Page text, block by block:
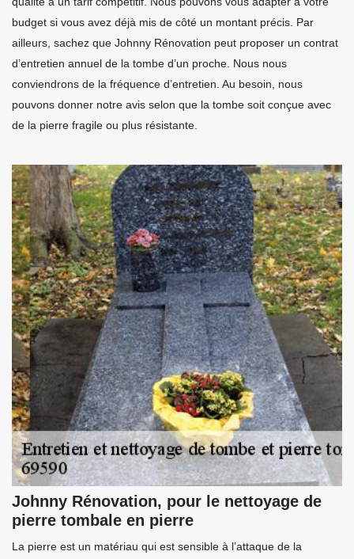
budget si vous avez déjà mis de côté un montant précis. Par
ailleurs, sachez que Johnny Rénovation peut proposer un contrat
d’entretien annuel de la tombe d’un proche. Nous nous
conviendrons de la fréquence d’entretien. Au besoin, nous
pouvons donner notre avis selon que la tombe soit conçue avec
de la pierre fragile ou plus résistante.
Johnny Rénovation, pour le nettoyage de
pierre tombale en pierre
La pierre est un matériau qui est sensible à l’attaque de la